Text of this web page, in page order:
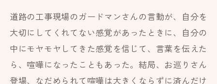
道路の工事現場のガードマンさんの言動が、自分を
大切にしてくれてない感覚があったときに、自分の
中にモヤモヤしてきた感覚を信じて、言葉を伝えた
ら、喧嘩になったこともあった。結局、お巡りさん
登場、なだめられて喧嘩は大きくならずに済んだけ